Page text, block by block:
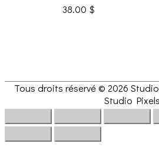
38.00 $
Tous droits réservé © 2026
Studio Pixels